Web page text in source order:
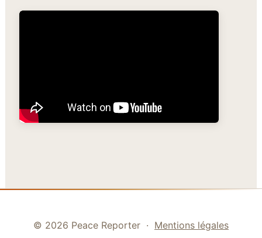
© 2026 Peace Reporter · Mentions légales